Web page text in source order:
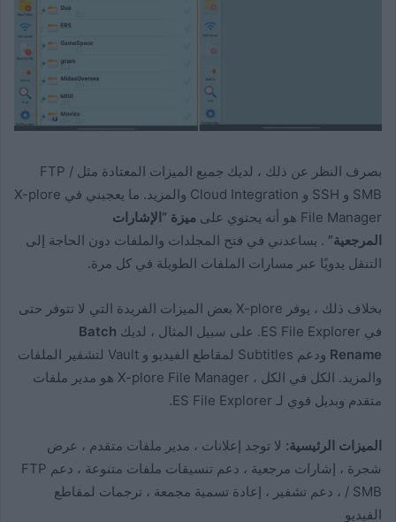
بصرف النظر عن ذلك ، لديك جميع الميزات المعتادة مثل FTP /
SMB و SSH و Cloud Integration والمزيد. ما يعجبني في X-plore
File Manager هو أنه يحتوي على
ميزة “الإشارات
المرجعية” . يساعدني في فتح المجلدات والملفات دون الحاجة إلى
التنقل يدويًا عبر مسارات الملفات الطويلة في كل مرة.
بخلاف ذلك ، يوفر X-plore بعض الميزات الفريدة التي لا تتوفر حتى
في ES File Explorer. على سبيل المثال ، لديك
Batch
Rename
ودعم Subtitles لمقاطع الفيديو و Vault لتشفير الملفات
والمزيد. الكل في الكل ، X-plore File Manager هو مدير ملفات
متقدم وبديل قوي لـ ES File Explorer.
الميزات الرئيسية: لا توجد إعلانات ، مدير ملفات متقدم ، عرض
شجرة ، إشارات مرجعية ، دعم تنسيقات ملفات متنوعة ، دعم FTP
/ SMB ، دعم تشفير ، إعادة تسمية مجمعة ، ترجمات لمقاطع
الفيديو